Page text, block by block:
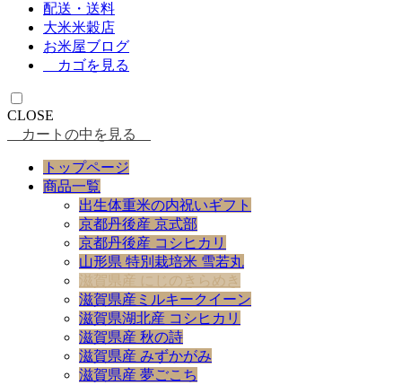
配送・送料
大米米穀店
お米屋ブログ
カゴを見る
CLOSE
カートの中を見る
トップページ
商品一覧
出生体重米の内祝いギフト
京都丹後産 京式部
京都丹後産 コシヒカリ
山形県 特別栽培米 雪若丸
滋賀県産 にじのきらめき
滋賀県産ミルキークイーン
滋賀県湖北産 コシヒカリ
滋賀県産 秋の詩
滋賀県産 みずかがみ
滋賀県産 夢ごこち